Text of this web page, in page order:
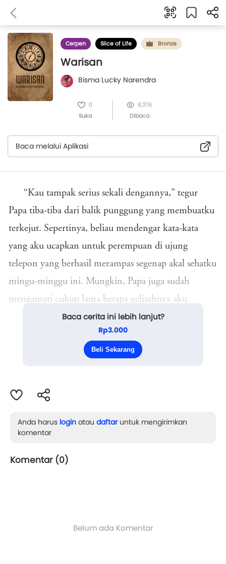
Cerpen Slice of Life Bronze
Warisan
Bisma Lucky Narendra
0
Suka
8,376
Dibaca
Baca melalui Aplikasi
“Kau tampak serius sekali dengannya,” tegur
Papa tiba-tiba dari balik punggung yang membuatku
terkejut. Sepertinya, beliau mendengar kata-kata
yang aku ucapkan untuk perempuan di ujung
telepon yang berhasil merampas segenap akal sehatku
mingu-minggu ini. Mungkin, Papa juga sudah
mengamati cukup lama betapa gelisahnya aku.
Gelora api yang terpendam dalam dada ini tak
bisa kusembunyikan lagi. Sebagai lelaki, pasti Papa
lebih paham apa yang terjadi saat pejantan d...
Baca cerita ini lebih lanjut?
Rp3.000
Beli Sekarang
Anda harus login atau daftaruntuk mengirimkan
komentar
Komentar (0)
Belum ada Komentar